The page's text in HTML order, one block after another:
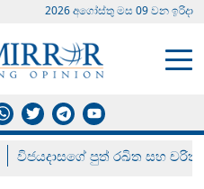
2026 අගෝස්‍තු මස 09 වන ඉරිදා
විජයදාසගේ පුත් රඛිත සහ චරිත්